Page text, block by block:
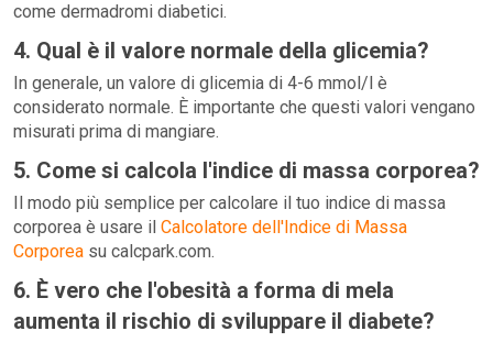
come dermadromi diabetici.
4. Qual è il valore normale della glicemia?
In generale, un valore di glicemia di 4-6 mmol/l è
considerato normale. È importante che questi valori vengano
misurati prima di mangiare.
5. Come si calcola l'indice di massa corporea?
Il modo più semplice per calcolare il tuo indice di massa
corporea è usare il Calcolatore dell'Indice di Massa
Corporea su calcpark.com.
6. È vero che l'obesità a forma di mela
aumenta il rischio di sviluppare il diabete?